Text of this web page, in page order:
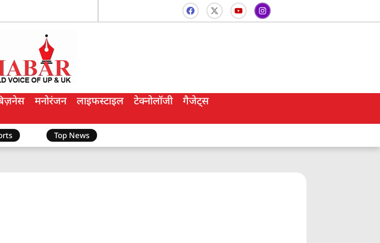
मनोरंजन लाइफस्टाइल टेक्नोलॉजी
गैजेट्स
Top News